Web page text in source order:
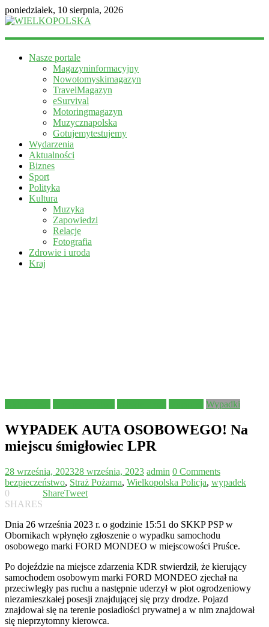
poniedziałek, 10 sierpnia, 2026
WIELKOPOLSKA
informacyjny
Nasze portale
Magazyninformacyjny
Nowotomyskimagazyn
TravelMagazyn
eSurvival
Motoringmagazyn
Muzycznapolska
Gotujemytestujemy
Wydarzenia
Aktualności
Biznes
Sport
Polityka
Kultura
Muzyka
Zapowiedzi
Relacje
Fotografia
Zdrowie i uroda
Kraj
Wypadki
WYPADEK AUTA OSOBOWEGO! Na
miejscu śmigłowiec LPR
28 września, 202328 września, 2023 admin 0 Comments
bezpieczeństwo, Straż Pożarna, Wielkopolska Policja, wypadek
0
SHARES
ShareTweet
Dnia 26 września 2023 r. o godzinie 15:51 do SKKP PSP w
Obornikach wpłynęło zgłoszenie o wypadku samochodu
osobowego marki FORD MONDEO w miejscowości Pruśce.
Po dojeździe na miejsce zdarzenia KDR stwierdził, że kierujący
samochodem osobowym marki FORD MONDEO zjechał na
przeciwległy pas ruchu a następnie uderzył w płot ogrodzeniowy
niezamieszkałej posesji znajdującej się przy drodze. Pojazd
znajdował się na terenie posiadłości prywatnej a w nim znajdował
się nieprzytomny kierowca.